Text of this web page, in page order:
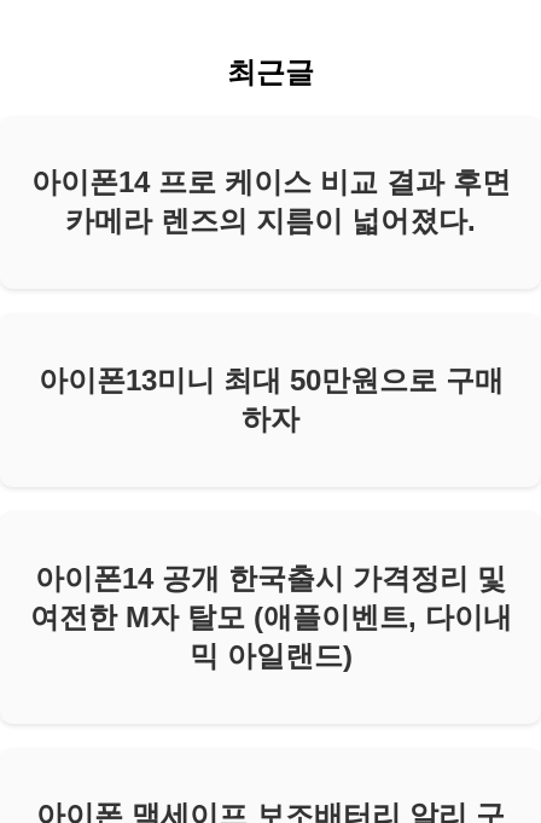
최근글
아이폰14 프로 케이스 비교 결과 후면
카메라 렌즈의 지름이 넓어졌다.
아이폰13미니 최대 50만원으로 구매
하자
아이폰14 공개 한국출시 가격정리 및
여전한 M자 탈모 (애플이벤트, 다이내
믹 아일랜드)
아이폰 맥세이프 보조배터리 알리 구